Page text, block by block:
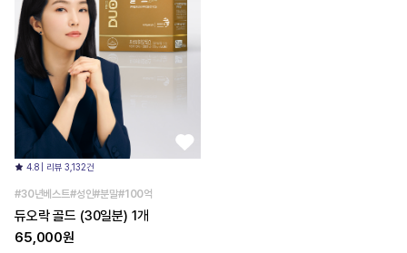
4.8 | 리뷰 3,132건
#30년베스트#성인#분말#100억
듀오락 골드 (30일분) 1개
65,000원